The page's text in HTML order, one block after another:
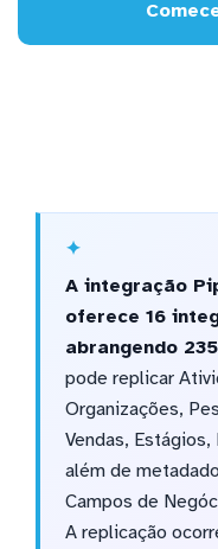
A integração
oferece 16
abrangendo
pode replicar
Organizações,
Vendas,
além de
Campos de
A replicação